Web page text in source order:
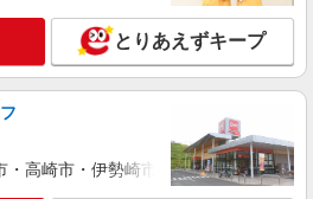
詳細を見る
出庫管理／日勤【cik00613】
間14日間(条件変更なし) ※
とりあえずキープ
・高崎市・伊勢崎市・太田市・館林市